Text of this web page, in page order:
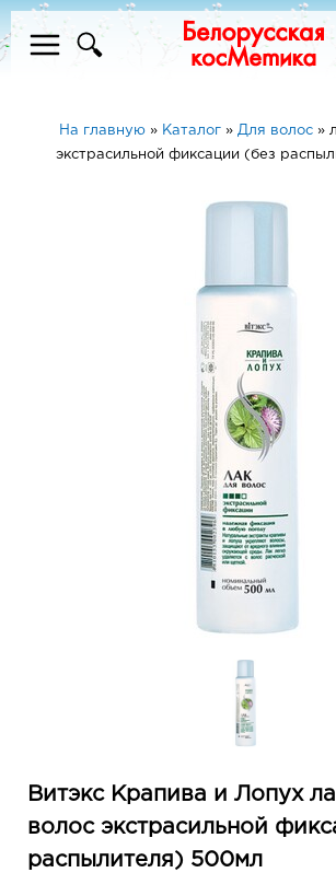
На главную» Каталог» Для волос»
экстрасильной фиксации (без
Витэкс Крапива и Лопух
волос экстрасильной
распылителя) 500мл